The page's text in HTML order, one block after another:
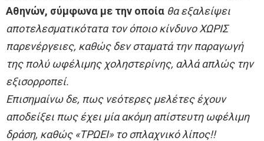
Αθηνών, σύμφωνα με την οποία θα εξαλείψει
αποτελεσματικότατα τον όποιο κίνδυνο ΧΩΡΙΣ
παρενέργειες, καθώς δεν σταματά την παραγωγή
της πολύ ωφέλιμης χοληστερίνης, αλλά απλώς την
εξισορροπεί.
Επισημαίνω δε, πως νεότερες μελέτες έχουν
αποδείξει πως έχει μία ακόμη απίστευτη ωφέλιμη
δράση, καθώς «ΤΡΩΕΙ» το σπλαχνικό λίπος!!